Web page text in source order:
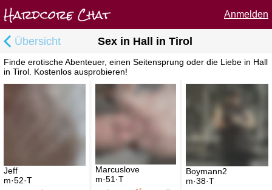
Anmelden
Übersicht Sex in Hall in Tirol
Finde erotische Abenteuer, einen Seitensprung oder die Liebe in Hall
in Tirol. Kostenlos ausprobieren!
Jeff
m·52·T
Marcuslove
m·51·T
Boymann2
m·38·T